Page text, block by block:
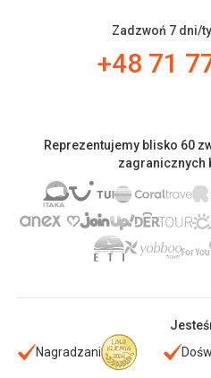
Zadzwoń 7 dni/
+48 71
Reprezentujemy blisko 60
zagranicznych
Nagradzani